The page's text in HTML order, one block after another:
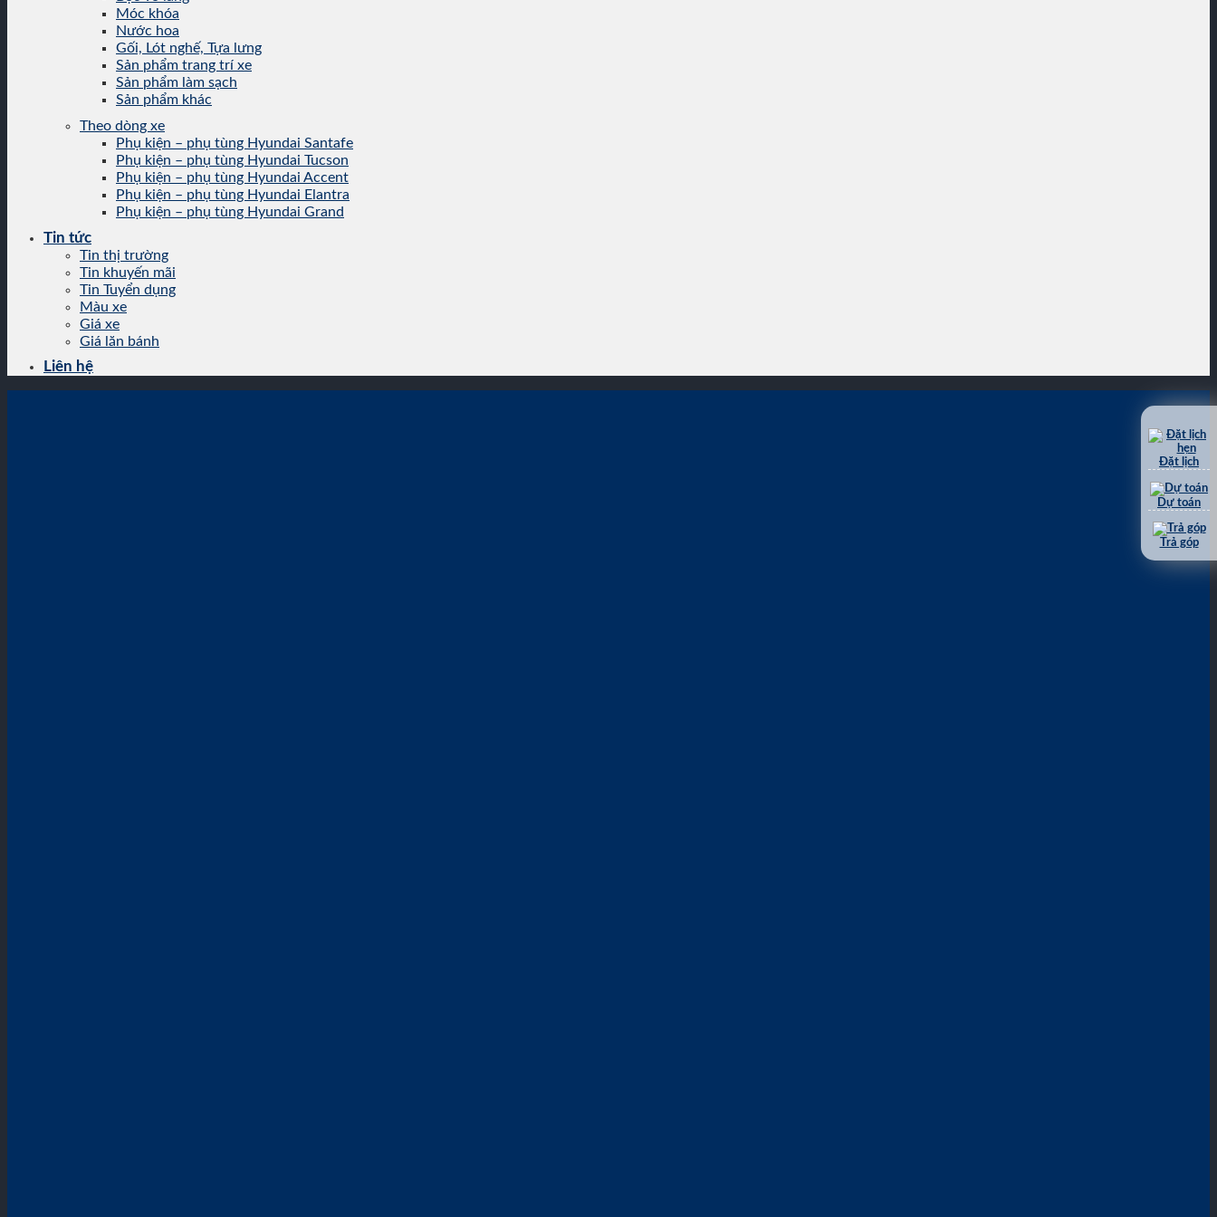
Móc khóa
Nước hoa
Gối, Lót nghế, Tựa lưng
Sản phẩm trang trí xe
Sản phẩm làm sạch
Sản phẩm khác
Theo dòng xe
Phụ kiện – phụ tùng Hyundai Santafe
Phụ kiện – phụ tùng Hyundai Tucson
Phụ kiện – phụ tùng Hyundai Accent
Phụ kiện – phụ tùng Hyundai Elantra
Phụ kiện – phụ tùng Hyundai Grand
Tin tức
Tin thị trường
Tin khuyến mãi
Tin Tuyển dụng
Màu xe
Giá xe
Giá lăn bánh
Liên hệ
Đặt lịch
Dự toán
Trả góp